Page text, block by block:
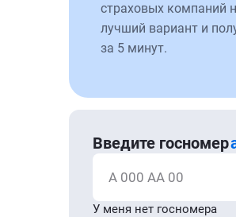
страховых компаний
лучший вариант и
за 5 минут.
Введите госномер
А 000 АА 00
У меня нет госномера